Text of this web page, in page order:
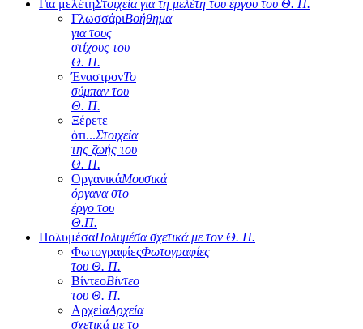
Για μελέτηΣτοιχεία για τη μελέτη του έργου του Θ. Π.
ΓλωσσάριΒοήθημα
για τους
στίχους του
Θ. Π.
ΈναστρονΤο
σύμπαν του
Θ. Π.
Ξέρετε
ότι...Στοιχεία
της ζωής του
Θ. Π.
ΟργανικάΜουσικά
όργανα στο
έργο του
Θ.Π.
ΠολυμέσαΠολυμέσα σχετικά με τον Θ. Π.
ΦωτογραφίεςΦωτογραφίες
του Θ. Π.
ΒίντεοΒίντεο
του Θ. Π.
ΑρχείαΑρχεία
σχετικά με το